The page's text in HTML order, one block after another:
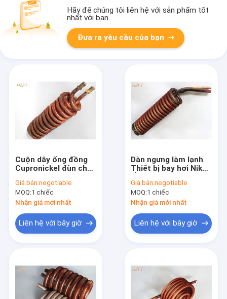
Hãy để chúng tôi liên hệ với sản phẩm tốt
nhất với bạn.
Đưa ra yêu cầu của bạn
Cuộn dây ống đồng
Cupronickel đùn cho
cuộn dây
Giá bán:negotiable
MOQ:1 chiếc
Nhận giá mới nhất
Liên hệ với bây giờ
Dàn ngưng làm lạnh
Thiết bị bay hơi Niken
3,15mm Chiều cao
vây
Giá bán:negotiable
MOQ:1 chiếc
Nhận giá mới nhất
Liên hệ với bây giờ